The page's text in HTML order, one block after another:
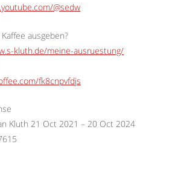
@sedw
ausgeben?
kluth.de/meine-ausruestung/
fk8cnpvfdjs
Kluth 21 Oct 2021 – 20 Oct 2024